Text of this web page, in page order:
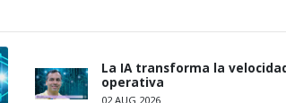
La IA transforma la
operativa
02 AUG 2026